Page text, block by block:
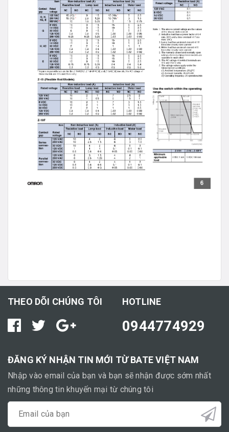
THEO DÕI CHÚNG TÔI HOTLINE
0944774929
ĐĂNG KÝ NHẬN TIN MỚI TỪ BATE VIỆT NAM
Nhập vào email của bạn và bạn sẽ nhận được sớm nhất
những thông tin khuyến mại từ chúng tôi